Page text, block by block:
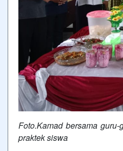
Foto.Kamad bersama
praktek siswa